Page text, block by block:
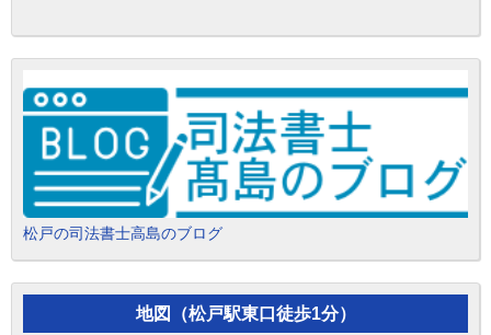
松戸の司法書士高島のブログ
地図（松戸駅東口徒歩1分）